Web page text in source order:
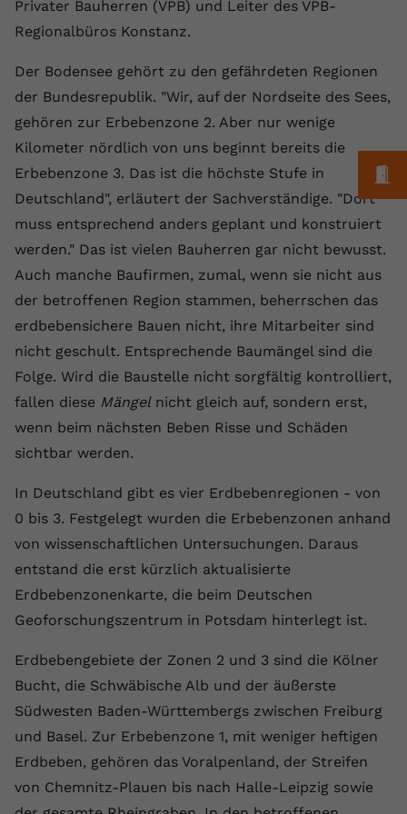
Privater Bauherren (VPB) und Leiter des VPB-
Regionalbüros Konstanz.
Der Bodensee gehört zu den gefährdeten Regionen
der Bundesrepublik. "Wir, auf der Nordseite des Sees,
gehören zur Erbebenzone 2. Aber nur wenige
Kilometer nördlich von uns beginnt bereits die
Erbebenzone 3. Das ist die höchste Stufe in
Deutschland", erläutert der Sachverständige. "Dort
muss entsprechend anders geplant und konstruiert
werden." Das ist vielen Bauherren gar nicht bewusst.
Auch manche Baufirmen, zumal, wenn sie nicht aus
der betroffenen Region stammen, beherrschen das
erdbebensichere Bauen nicht, ihre Mitarbeiter sind
nicht geschult. Entsprechende Baumängel sind die
Folge. Wird die Baustelle nicht sorgfältig kontrolliert,
fallen diese Mängelnicht gleich auf, sondern erst,
wenn beim nächsten Beben Risse und Schäden
sichtbar werden.
In Deutschland gibt es vier Erdbebenregionen - von
0 bis 3. Festgelegt wurden die Erbebenzonen anhand
von wissenschaftlichen Untersuchungen. Daraus
entstand die erst kürzlich aktualisierte
Erdbebenzonenkarte, die beim Deutschen
Geoforschungszentrum in Potsdam hinterlegt ist.
Erdbebengebiete der Zonen 2 und 3 sind die Kölner
Bucht, die Schwäbische Alb und der äußerste
Südwesten Baden-Württembergs zwischen Freiburg
und Basel. Zur Erbebenzone 1, mit weniger heftigen
Erdbeben, gehören das Voralpenland, der Streifen
von Chemnitz-Plauen bis nach Halle-Leipzig sowie
Laufzeit 1 Jahr
Zweck
Einstellungen. Unter anderem eine
zufällig generierte ID, für die
historische Speicherung Ihrer
vorgenommen Einstellungen, falls der
Webseiten-Betreiber dies eingestellt
Name fe_typo_user
Laufzeit Session
Zweck
Speicherung von
Benutzereinstellungen zu ermöglichen.
Zweck
wiederzuerkennen und statistische
Informationen zur Nutzung der
Name _gcl au
Zweck
Wird von Google Ads für das
Conversion-Tracking verwendet, um
Cookie-Informationen anzeigen
Wir verwenden auf unserer Website externe Inhalte,
um Ihnen zusätzliche Informationen anzubieten.
Anbieter vimeo.com
Zweck
Vimeo installiert dieses Cookie, um
Tracking-Informationen zu sammeln,
indem es eine eindeutige ID zum
Einbetten von Videos auf der Website
setzt.
Anbieter youtube.com
Zweck
eingebettete YouTube-Videos und
registriert anonyme statistische Daten.
yt-remote-device-id
Laufzeit Session
Zweck
YouTube setzt diesen Cookie, um die
Videopräferenzen des Benutzers zu
speichern, der eingebettete YouTube-
Videos verwendet.